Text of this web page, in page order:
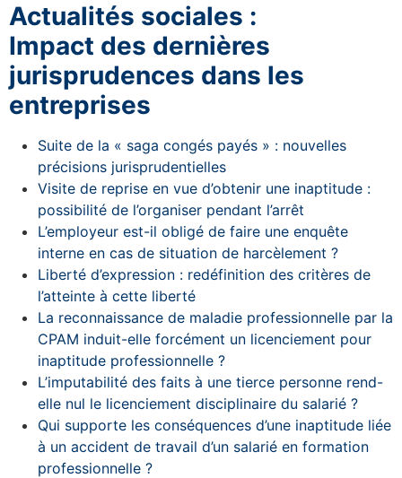
Actualités sociales :
Impact des dernières
jurisprudences dans les
entreprises
Suite de la « saga congés payés » : nouvelles
précisions jurisprudentielles
Visite de reprise en vue d’obtenir une inaptitude :
possibilité de l’organiser pendant l’arrêt
L’employeur est-il obligé de faire une enquête
interne en cas de situation de harcèlement ?
Liberté d’expression : redéfinition des critères de
l’atteinte à cette liberté
La reconnaissance de maladie professionnelle par la
CPAM induit-elle forcément un licenciement pour
inaptitude professionnelle ?
L’imputabilité des faits à une tierce personne rend-
elle nul le licenciement disciplinaire du salarié ?
Qui supporte les conséquences d’une inaptitude liée
à un accident de travail d’un salarié en formation
professionnelle ?